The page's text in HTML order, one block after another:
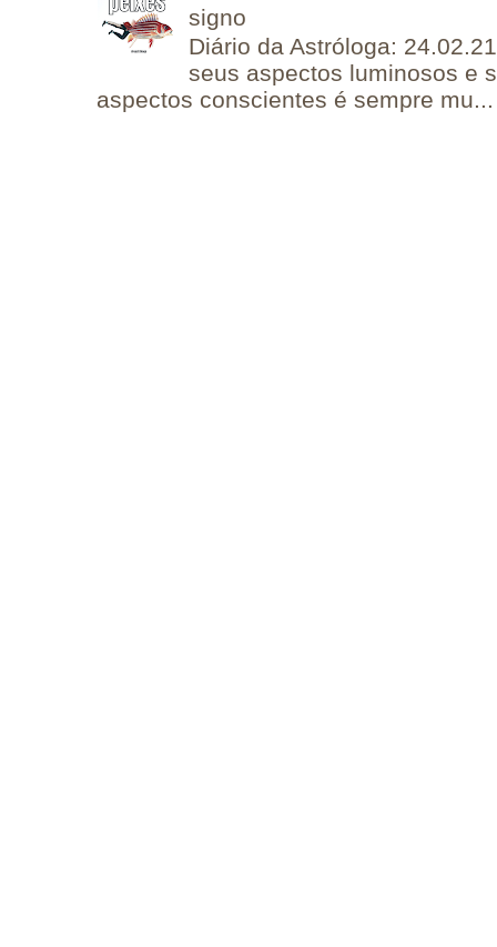
signo
Diário da Astróloga:
seus aspectos luminosos e
aspectos conscientes é sempre mu...